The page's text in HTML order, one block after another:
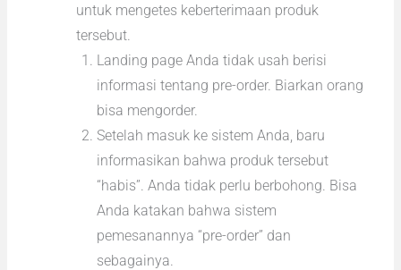
untuk mengetes keberterimaan produk
tersebut.
Landing page Anda tidak usah berisi
informasi tentang pre-order. Biarkan orang
bisa mengorder.
Setelah masuk ke sistem Anda, baru
informasikan bahwa produk tersebut
“habis”. Anda tidak perlu berbohong. Bisa
Anda katakan bahwa sistem
pemesanannya “pre-order” dan
sebagainya.